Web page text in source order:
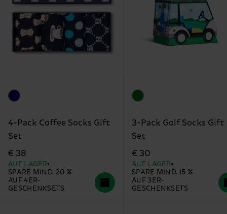
4-Pack Coffee Socks Gift
Set
€ 38
AUF LAGER
SPARE MIND. 20 %
AUF 4ER-
GESCHENKSETS
3-Pack Golf Socks Gift
Set
€ 30
AUF LAGER
SPARE MIND. 15 %
AUF 3ER-
GESCHENKSETS